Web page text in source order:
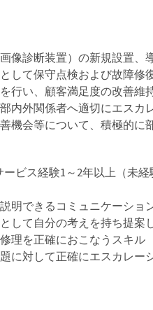
像診断装置）の新規設置、
して保守点検および故障修
行い、顧客満足度の改善維
内外関係者へ適切にエスカ
機会等について、積極的に
ビス経験1～2年以上（未
明できるコミュニケーショ
して自分の考えを持ち提案
理を正確におこなうスキル
に対して正確にエスカレー